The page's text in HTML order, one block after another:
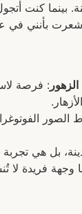
بينما كنت
شعرت بأنني في
: فرصة
الصور
بل هي تجربة
وجهة فريدة لا